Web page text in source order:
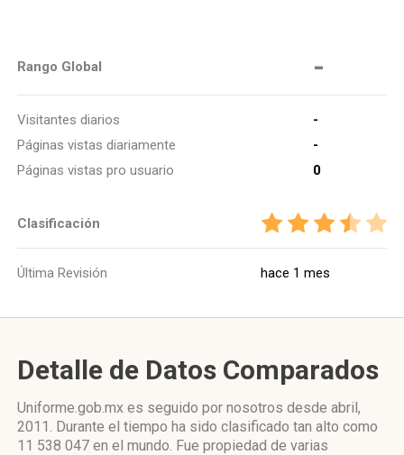
Rango Global -
Visitantes diarios
-
Páginas vistas diariamente
-
Páginas vistas pro usuario
0
Clasificación
Última Revisión hace 1 mes
Detalle de Datos Comparados
Uniforme.gob.mx es seguido por nosotros desde abril,
2011. Durante el tiempo ha sido clasificado tan alto como
11 538 047 en el mundo. Fue propiedad de varias